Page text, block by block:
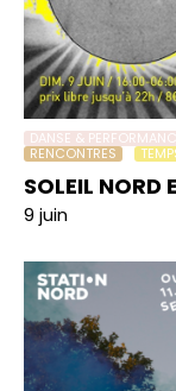
DANSE &
RENCONTRES
SOLEIL NORD
9 juin